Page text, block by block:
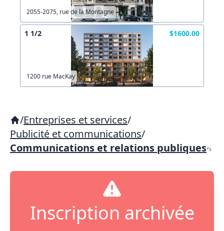
2055-2075, rue de la Montagne
1 1/2 $1600.00
1200 rue MacKay
/Entreprises et services/
Publicité et communications/
Communications et relations publiques
Inscription archivée